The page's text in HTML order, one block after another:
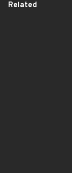
Related